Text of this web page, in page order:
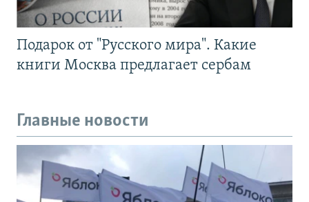
Подарок от "Русского мира". Какие
книги Москва предлагает сербам
Главные новости